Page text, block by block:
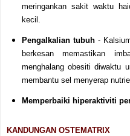
meringankan sakit waktu
kecil.
Pengalkalian tubuh-
berkesan memastikan
menghalang obesiti diwaktu
membantu sel menyerap
Memperbaiki hiperaktiviti
KANDUNGAN OSTEMATRIX